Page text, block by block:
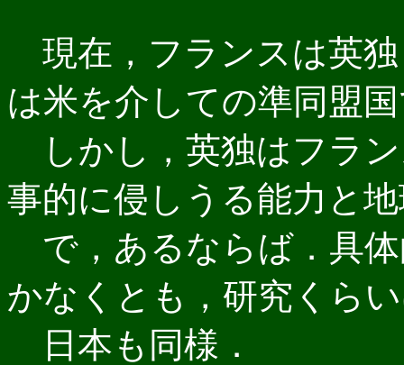
現在，フランスは英
は米を介しての準同盟
しかし，英独はフラ
事的に侵しうる能力と
で，あるならば．具
かなくとも，研究くら
日本も同様．